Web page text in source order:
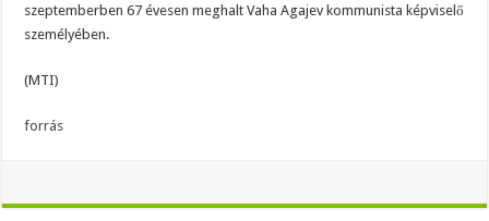
szeptemberben 67 évesen meghalt Vaha Agajev kommunista képviselő
személyében.
(MTI)
forrás